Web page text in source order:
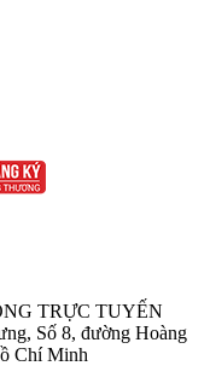
TRỰC TUYẾN
Số 8, đường Hoàng
Chí Minh